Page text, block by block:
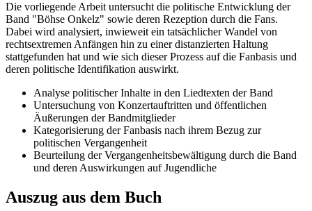
Die vorliegende Arbeit untersucht die politische Entwicklung der
Band "Böhse Onkelz" sowie deren Rezeption durch die Fans.
Dabei wird analysiert, inwieweit ein tatsächlicher Wandel von
rechtsextremen Anfängen hin zu einer distanzierten Haltung
stattgefunden hat und wie sich dieser Prozess auf die Fanbasis und
deren politische Identifikation auswirkt.
Analyse politischer Inhalte in den Liedtexten der Band
Untersuchung von Konzertauftritten und öffentlichen
Äußerungen der Bandmitglieder
Kategorisierung der Fanbasis nach ihrem Bezug zur
politischen Vergangenheit
Beurteilung der Vergangenheitsbewältigung durch die Band
und deren Auswirkungen auf Jugendliche
Auszug aus dem Buch